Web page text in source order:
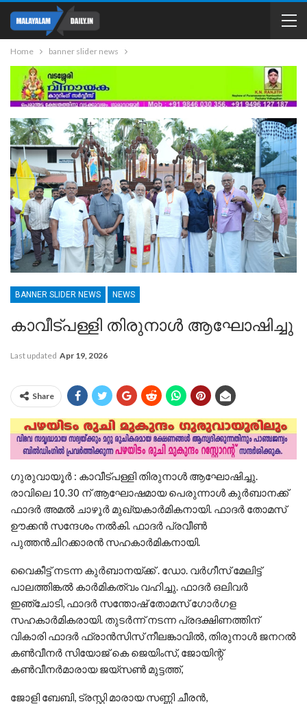
Home banner slider news
BANNER SLIDER NEWS NEWS
കാവീട്പള്ളി തിരുനാൾ ആഘോഷിച്ചു
Last updated Apr 19, 2026
Share
ഗുരുവായൂർ : കാവീട്പള്ളി തിരുനാൾ ആഘോഷിച്ചു.
രാവിലെ 10.30 ന് ആഘോഷമായ പെരുന്നാൾ കുർബാനക്ക്
ഫാദർ അമൽ ചാഴൂർ മുഖ്യകാർമികനായി. ഫാദർ തോമസ്
ഊക്കൻ സന്ദേശം നൽകി. ഫാദർ പ്രവീൺ
പുത്തൻചിറക്കാരൻ സഹകാർമികനായി.
വൈകീട്ട് നടന്ന കുർബാനയ്ക്ക് . ഡോ. വർഗീസ് മേലിട്ട്
പാലത്തിങ്കൽ കാർമികത്വം വഹിച്ചു. ഫാദർ ഒലിവർ
ഇഞ്ചോടി, ഫാദർ സന്തോഷ് തോമസ് ഗോർഗള
സഹകാർമികരായി. തുടർന്ന് നടന്ന പ്രദക്ഷിണത്തിന്
വികാരി ഫാദർ ഫ്രാൻസിസ് നീലങ്കാവിൽ, തിരുനാൾ ജനറൽ
കൺവീനർ സിയോജ് കെ ജെയിംസ്, ജോയിന്റ്
കൺവീനർമാരായ ജയ്സൺ മുട്ടത്ത്,
ജോളി ബേബി, ട്രസ്റ്റി മാരായ സണ്ണി ചീരൻ,